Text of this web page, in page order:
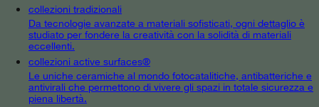
collezioni tradizionali
Da tecnologie avanzate a materiali sofisticati, ogni dettaglio è
studiato per fondere la creatività con la solidità di materiali
eccellenti.
collezioni active surfaces®
Le uniche ceramiche al mondo fotocatalitiche, antibatteriche e
antivirali che permettono di vivere gli spazi in totale sicurezza e
piena libertà.